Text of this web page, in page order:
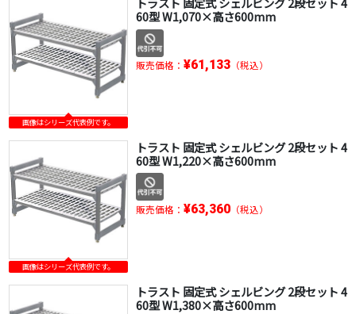
画像はシリーズ代表例です。
60型 W1,070×高さ600mm
販売価格： ¥61,133（税込）
画像はシリーズ代表例です。
トラスト 固定式 シェルビング 2段セット 4
60型 W1,220×高さ600mm
販売価格： ¥63,360（税込）
トラスト 固定式 シェルビング 2段セット 4
60型 W1,380×高さ600mm